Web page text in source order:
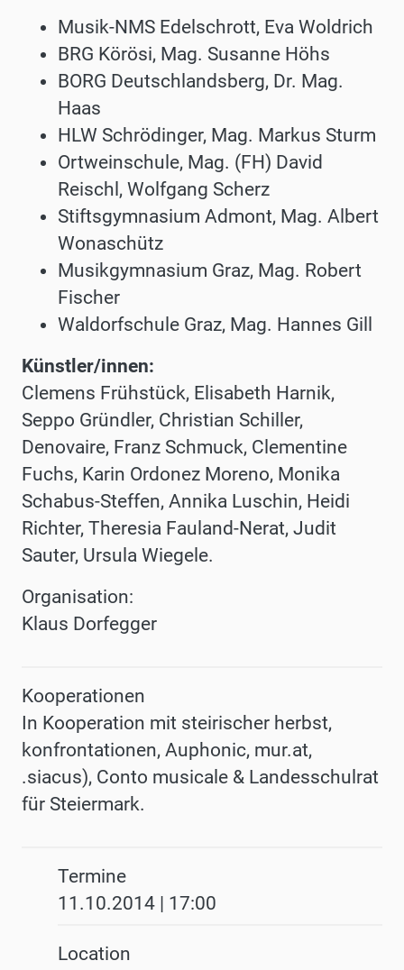
Musik-NMS Edelschrott, Eva Woldrich
BRG Körösi, Mag. Susanne Höhs
BORG Deutschlandsberg, Dr. Mag.
Haas
HLW Schrödinger, Mag. Markus Sturm
Ortweinschule, Mag. (FH) David
Reischl, Wolfgang Scherz
Stiftsgymnasium Admont, Mag. Albert
Wonaschütz
Musikgymnasium Graz, Mag. Robert
Fischer
Waldorfschule Graz, Mag. Hannes Gill
Künstler/innen:
Clemens Frühstück, Elisabeth Harnik,
Seppo Gründler, Christian Schiller,
Denovaire, Franz Schmuck, Clementine
Fuchs, Karin Ordonez Moreno, Monika
Schabus-Steffen, Annika Luschin, Heidi
Richter, Theresia Fauland-Nerat, Judit
Sauter, Ursula Wiegele.
Organisation:
Klaus Dorfegger
Kooperationen
In Kooperation mit steirischer herbst,
konfrontationen, Auphonic, mur.at,
.siacus), Conto musicale & Landesschulrat
für Steiermark.
Termine
11.10.2014 | 17:00
Location